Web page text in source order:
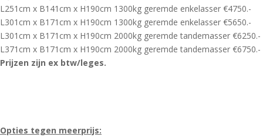
L251cm x B141cm x H190cm 1300kg geremde enkelasser €4750.-
L301cm x B171cm x H190cm 1300kg geremde enkelasser €5650.-
L301cm x B171cm x H190cm 2000kg geremde tandemasser €6250.-
L371cm x B171cm x H190cm 2000kg geremde tandemasser €6750.-
Prijzen zijn ex btw/leges.
Opties tegen meerprijs: